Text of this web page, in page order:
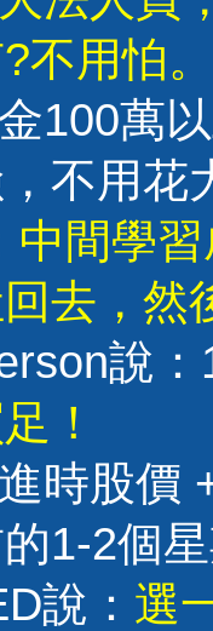
不用怕
100萬
不用花
中間學
去，然
說：
！
時股價
1-2個
說： 選